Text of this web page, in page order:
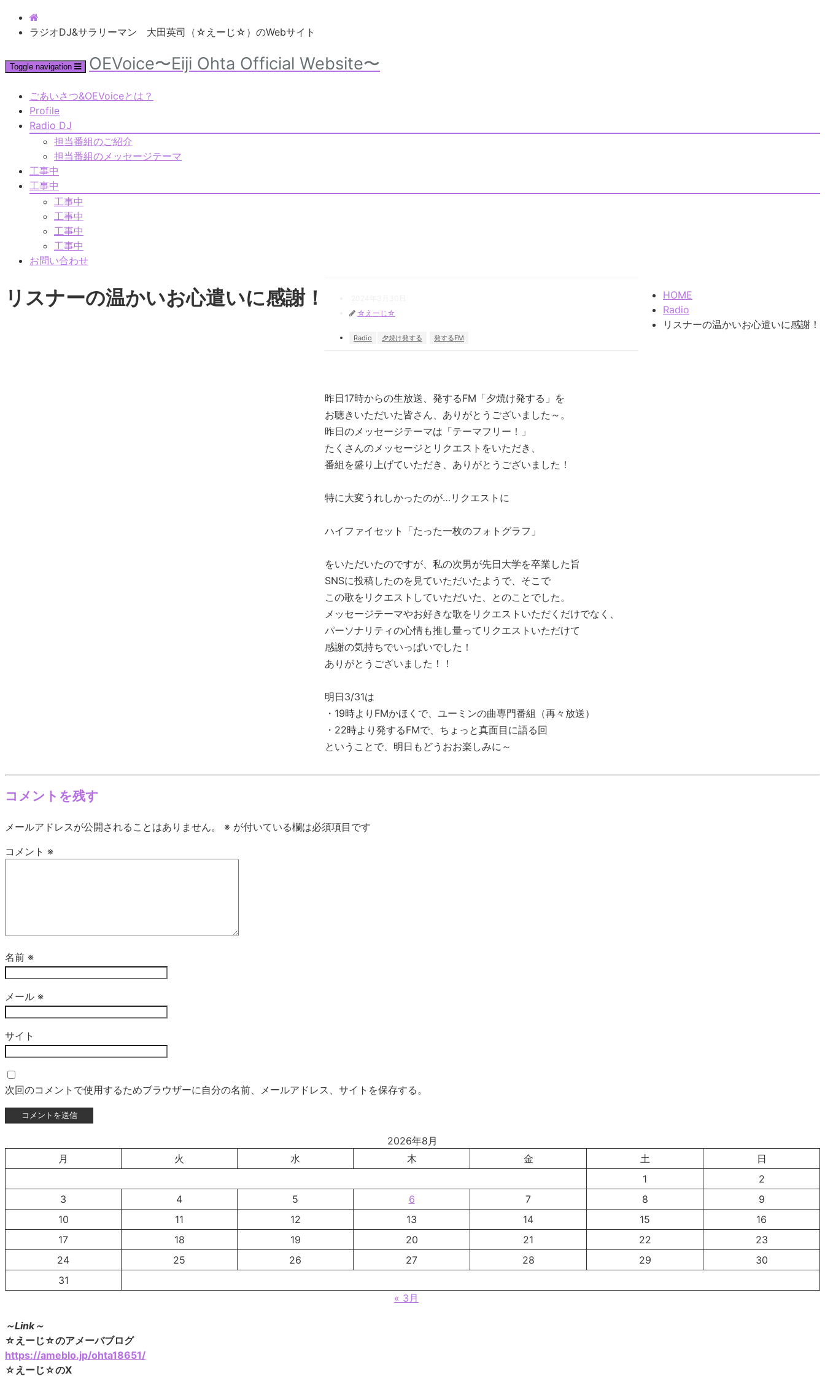
ラジオDJ&サラリーマン 大田英司（☆えーじ☆）のWebサイト
Toggle navigation OEVoice〜Eiji Ohta Official Website〜
ごあいさつ&OEVoiceとは？
Profile
Radio DJ
担当番組のご紹介
担当番組のメッセージテーマ
工事中
工事中
工事中
工事中
工事中
工事中
お問い合わせ
リスナーの温かいお心遣いに感謝！
HOME
Radio
リスナーの温かいお心遣いに感謝！
☆えーじ☆
Radio 夕焼け発する 発するFM
昨日17時からの生放送、発するFM「夕焼け発する」を
お聴きいただいた皆さん、ありがとうございました～。
昨日のメッセージテーマは「テーマフリー！」
たくさんのメッセージとリクエストをいただき、
番組を盛り上げていただき、ありがとうございました！
特に大変うれしかったのが…リクエストに
ハイファイセット「たった一枚のフォトグラフ」
をいただいたのですが、私の次男が先日大学を卒業した旨
SNSに投稿したのを見ていただいたようで、そこで
この歌をリクエストしていただいた、とのことでした。
メッセージテーマやお好きな歌をリクエストいただくだけでなく、
パーソナリティの心情も推し量ってリクエストいただけて
感謝の気持ちでいっぱいでした！
ありがとうございました！！
明日3/31は
・19時よりFMかほくで、ユーミンの曲専門番組（再々放送）
・22時より発するFMで、ちょっと真面目に語る回
ということで、明日もどうおお楽しみに～
コメントを残す
メールアドレスが公開されることはありません。 ※ が付いている欄は必須項目です
コメント ※
名前 ※
メール ※
サイト
次回のコメントで使用するためブラウザーに自分の名前、メールアドレス、サイトを保存する。
2026年8月
月
火 水 木 金 土
日
1
2
3
4 5 6 7 8
9
10
11 12 13 14 15
16
17
18 19 20 21 22
23
24
25 26 27 28 29
30
31
« 3月
～Link～
☆えーじ☆のアメーバブログ
https://ameblo.jp/ohta18651/
☆えーじ☆のX